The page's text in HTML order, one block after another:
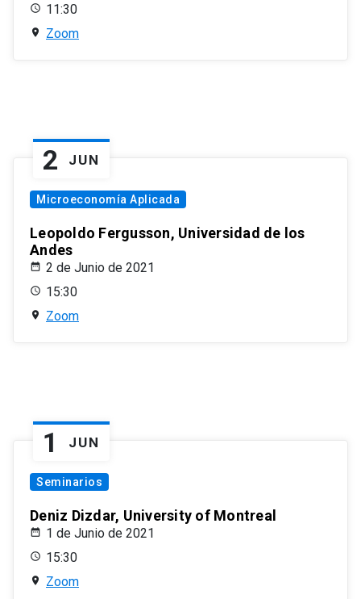
11:30
Zoom
2 JUN
Microeconomía Aplicada
Leopoldo Fergusson, Universidad de los
Andes
2 de Junio de 2021
15:30
Zoom
1 JUN
Seminarios
Deniz Dizdar, University of Montreal
1 de Junio de 2021
15:30
Zoom